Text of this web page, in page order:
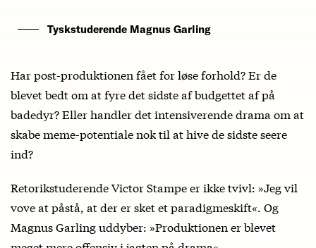
Tyskstuderende Magnus Garling
Har post-produktionen fået for løse forhold? Er de
blevet bedt om at fyre det sidste af budgettet af på
badedyr? Eller handler det intensiverende drama om at
skabe meme-potentiale nok til at hive de sidste seere
ind?
Retorikstuderende Victor Stampe er ikke tvivl: »Jeg vil
vove at påstå, at der er sket et paradigmeskift«. Og
Magnus Garling uddyber: »Produktionen er blevet